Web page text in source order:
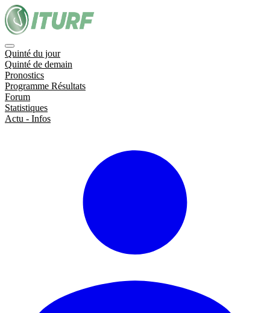
Quinté du jour
Quinté de demain
Pronostics
Programme Résultats
Forum
Statistiques
Actu - Infos